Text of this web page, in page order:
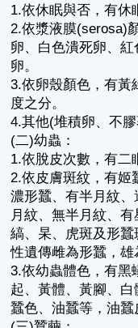
1.依休眠與否，有休
2.依漿液膜(serosa)
卵、白色潰死卵、紅
卵。
3.依卵殼顏色，有黃
度之分。
4.其他(堆積卵、不膠
(二)幼蟲：
1.依脫皮次數，有二
2.依皮膚斑紋，有姬
濃形蠶、有半月紋、
月紋、無半月紋、
縞、杲、虎斑及形蠶
性遺傳雌為形蠶，雄
3.依幼蟲體色，有黑
起、黃體、黃腳、白
蠶色、油蠶等，油蠶